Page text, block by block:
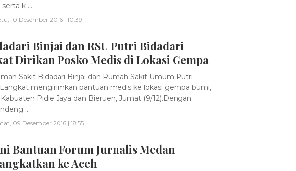
k ...
10 Desember 2016 | 10:39
Binjai dan RSU Putri Bidadari
Dirikan Posko Medis di Lokasi Gempa
Sakit Bidadari Binjai dan Rumah Sakit Umum Putri
Langkat mengirimkan bantuan medis ke lokasi gempa bumi,
Kabuaten Pidie Jaya dan Bieruen, Jumat (9/12).Dengan
...
09 Desember 2016 | 18:55
Bantuan Forum Jurnalis Medan
ke Aceh